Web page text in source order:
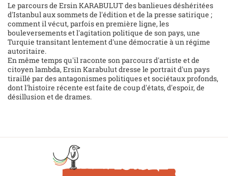
Le parcours de Ersin KARABULUT des banlieues déshéritées
d'Istanbul aux sommets de l'édition et de la presse satirique ;
comment il vécut, parfois en première ligne, les
bouleversements et l'agitation politique de son pays, une
Turquie transitant lentement d'une démocratie à un régime
autoritaire.
En même temps qu'il raconte son parcours d'artiste et de
citoyen lambda, Ersin Karabulut dresse le portrait d'un pays
tiraillé par des antagonismes politiques et sociétaux profonds,
dont l'histoire récente est faite de coup d'états, d'espoir, de
désillusion et de drames.